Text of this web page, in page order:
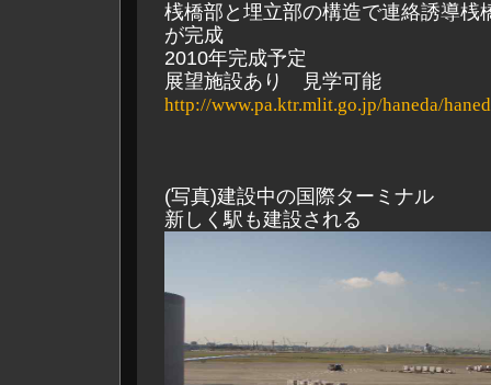
桟橋部と埋立部の構造で連絡誘導桟
が完成
2010年完成予定
展望施設あり 見学可能
http://www.pa.ktr.mlit.go.jp/haneda/
(写真)建設中の国際ターミナル
新しく駅も建設される